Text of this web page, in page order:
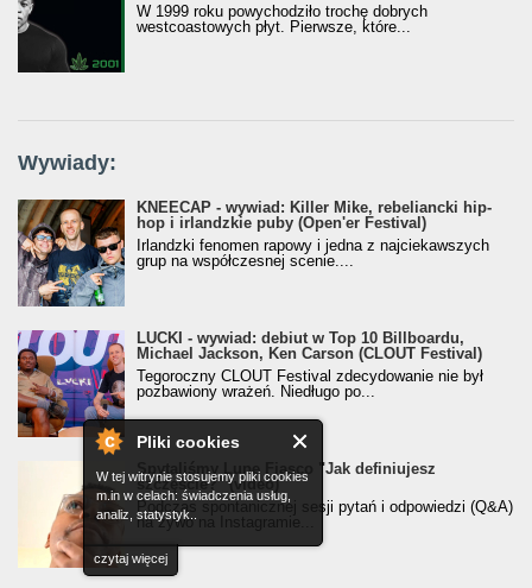
Pliki cookies
W tej witrynie stosujemy pliki cookies
m.in w celach: świadczenia usług,
analiz, statystyk..
czytaj więcej
W 1999 roku powychodziło trochę dobrych
westcoastowych płyt. Pierwsze, które...
Wywiady:
KNEECAP - wywiad: Killer Mike, rebeliancki hip-
hop i irlandzkie puby (Open'er Festival)
Irlandzki fenomen rapowy i jedna z najciekawszych
grup na współczesnej scenie....
LUCKI - wywiad: debiut w Top 10 Billboardu,
Michael Jackson, Ken Carson (CLOUT Festival)
Tegoroczny CLOUT Festival zdecydowanie nie był
pozbawiony wrażeń. Niedługo po...
Spytaliśmy Lupe Fiasco "Jak definiujesz
szczęście?" (video)
Podczas spontanicznej sesji pytań i odpowiedzi (Q&A)
na żywo na Instagramie...